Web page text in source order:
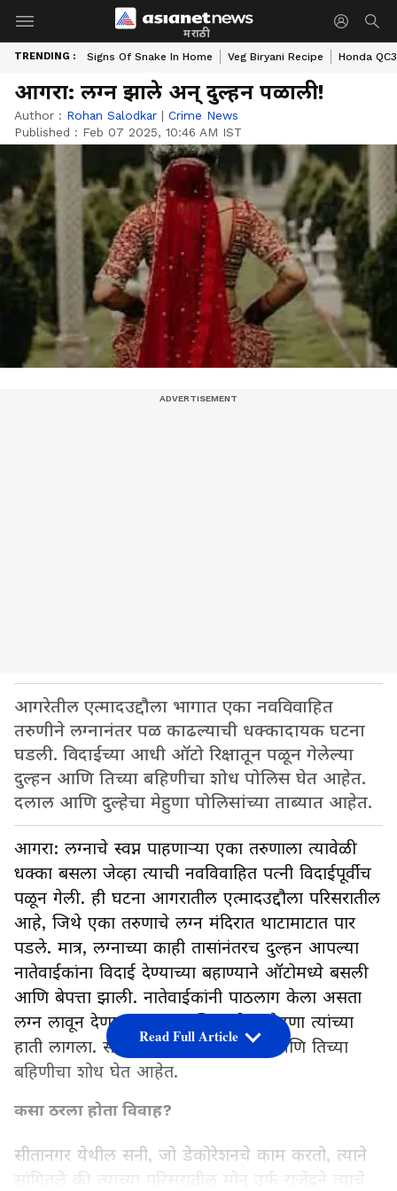
मराठी
TRENDING : Signs Of Snake In Home Veg Biryani Recipe Honda
आगरा: लग्न झाले अन् दुल्हन पळाली!
Author : Rohan Salodkar | Crime News
Published : Feb 07 2025, 10:46 AM IST
आगरेतील एत्मादउद्दौला भागात एका नवविवाहित
तरुणीने लग्नानंतर पळ काढल्याची धक्कादायक घटना
घडली. विदाईच्या आधी ऑटो रिक्षातून पळून गेलेल्या
दुल्हन आणि तिच्या बहिणीचा शोध पोलिस घेत आहेत.
दलाल आणि दुल्हेचा मेहुणा पोलिसांच्या ताब्यात आहेत.
आगरा: लग्नाचे स्वप्न पाहणाऱ्या एका तरुणाला त्यावेळी
धक्का बसला जेव्हा त्याची नवविवाहित पत्नी विदाईपूर्वीच
पळून गेली. ही घटना आगरातील एत्मादउद्दौला परिसरातील
आहे, जिथे एका तरुणाचे लग्न मंदिरात थाटामाटात पार
पडले. मात्र, लग्नाच्या काही तासांनंतरच दुल्हन आपल्या
नातेवाईकांना विदाई देण्याच्या बहाण्याने ऑटोमध्ये बसली
आणि बेपत्ता झाली. नातेवाईकांनी पाठलाग केला असता
लग्न लावून देणारा दलाल आणि दुल्हेचा मेहुणा त्यांच्या
हाती लागला. सध्या पोलिस फरार दुल्हन आणि तिच्या
बहिणीचा शोध घेत आहेत.
कसा ठरला होता विवाह?
सीतानगर येथील सनी, जो डेकोरेशनचे काम करतो, त्याने
सांगितले की त्याच्या परिसरातील मोनू उर्फ राजेंद्रने त्याचे
Read Full Article